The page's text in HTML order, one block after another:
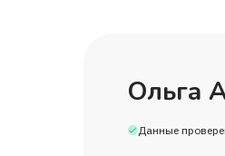
Ольга
Данные